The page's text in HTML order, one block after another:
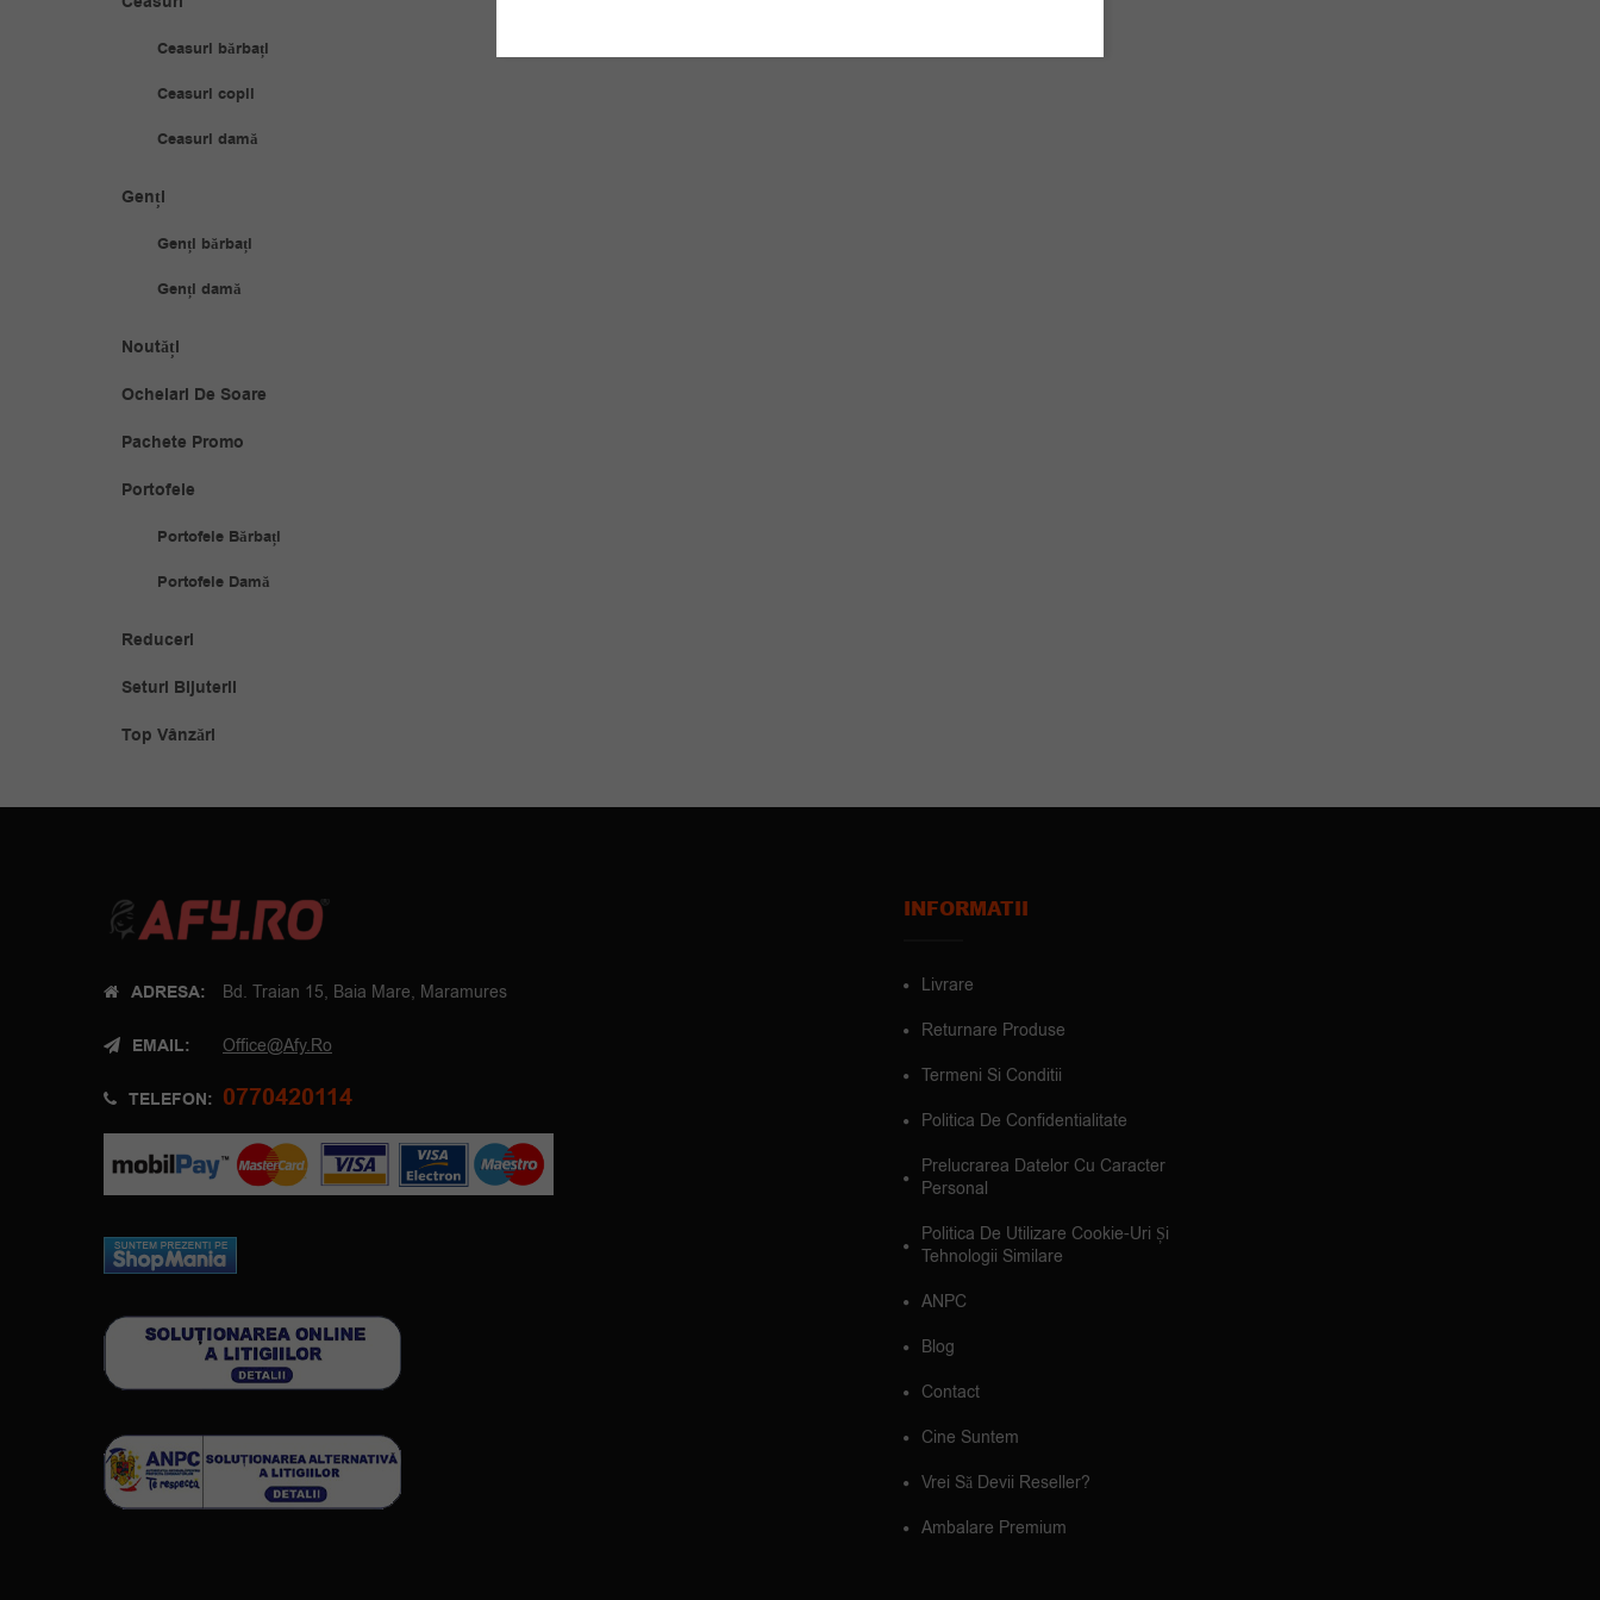
Ceasuri bărbați
Ceasuri copii
Ceasuri damă
Genți
Genți bărbați
Genți damă
Noutăți
Ochelari De Soare
Pachete Promo
Portofele
Portofele Bărbați
Portofele Damă
Reduceri
Seturi Bijuterii
Top Vânzări
ADRESA: Bd. Traian 15, Baia Mare, Maramures
EMAIL: Office@afy.ro
TELEFON: 0770420114
INFORMATII
Livrare
Returnare Produse
Termeni Si Conditii
Politica De Confidentialitate
Prelucrarea Datelor Cu Caracter
Personal
Politica De Utilizare Cookie-Uri Și
Tehnologii Similare
ANPC
Blog
Contact
Cine Suntem
Vrei Să Devii Reseller?
Ambalare Premium